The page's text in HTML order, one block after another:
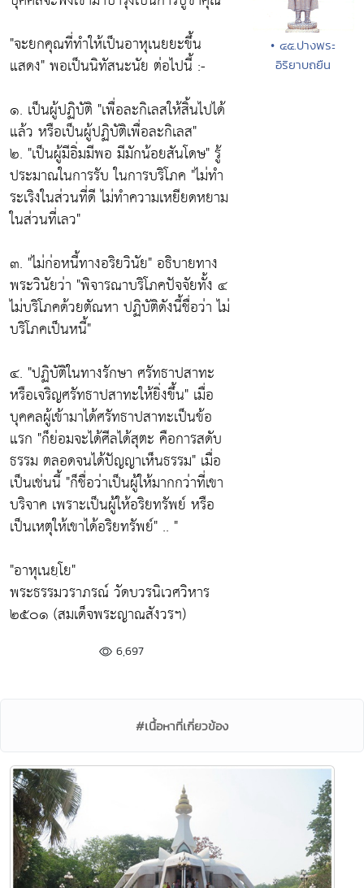
"จะยกคุณที่ทำให้เป็นอาหุเนยยะขึ้น
แสดง"พอเป็นนิทัสนะนัย ต่อไปนี้ :-
๑. เป็นผู้ปฏิบัติ "เพื่อละกิเลสให้สิ้นไปได้
แล้ว หรือเป็นผู้ปฏิบัติเพื่อละกิเลส"
๒. "เป็นผู้มีอิ่มมีพอ มีมักน้อยสันโดษ"รู้
ประมาณในการรับ ในการบริโภค "ไม่ทำ
ระเริงในส่วนที่ดี ไม่ทำความเหยียดหยาม
ในส่วนที่เลว"
๓. "ไม่ก่อหนี้ทางอริยวินัย"อธิบายทาง
พระวินัยว่า "พิจารณาบริโภคปัจจัยทั้ง ๔
ไม่บริโภคด้วยตัณหา ปฏิบัติดังนี้ชื่อว่า ไม่
บริโภคเป็นหนี้"
๔. "ปฏิบัติในทางรักษา ศรัทธาปสาทะ
หรือเจริญศรัทธาปสาทะให้ยิ่งขึ้น" เมื่อ
บุคคลผู้เข้ามาได้ศรัทธาปสาทะเป็นข้อ
แรก "ก็ย่อมจะได้ศีลได้สุตะ คือการสดับ
ธรรม ตลอดจนได้ปัญญาเห็นธรรม" เมื่อ
เป็นเช่นนี้ "ก็ชื่อว่าเป็นผู้ให้มากกว่าที่เขา
บริจาค เพราะเป็นผู้ให้อริยทรัพย์ หรือ
เป็นเหตุให้เขาได้อริยทรัพย์" .. "
"อาหุเนยฺโย"
พระธรรมวราภรณ์ วัดบวรนิเวศวิหาร
๒๕๐๑ (สมเด็จพระญาณสังวรฯ)
6,697
• ๔๕.ปางพระ
อิริยาบถยืน
#เนื้อหาที่เกี่ยวข้อง